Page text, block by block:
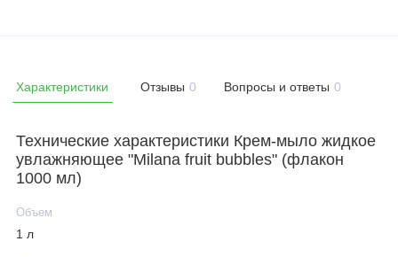
Характеристики Отзывы 0 Вопросы и ответы 0
Технические характеристики Крем-мыло жидкое
увлажняющее "Milana fruit bubbles" (флакон
1000 мл)
Объем
1 л